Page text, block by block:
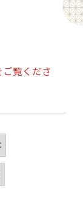
室温で、燗
ことせん
米・祝) 精
徴:やや甘
室温で、燗
覧くださ